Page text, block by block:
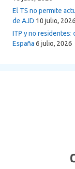
El TS no permite
de AJD 10 julio, 2026
ITP y no residentes:
España 6 julio, 2026